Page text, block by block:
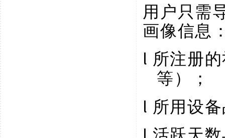
用户只需
画像信息
l 所注册
等）；
l 所用设